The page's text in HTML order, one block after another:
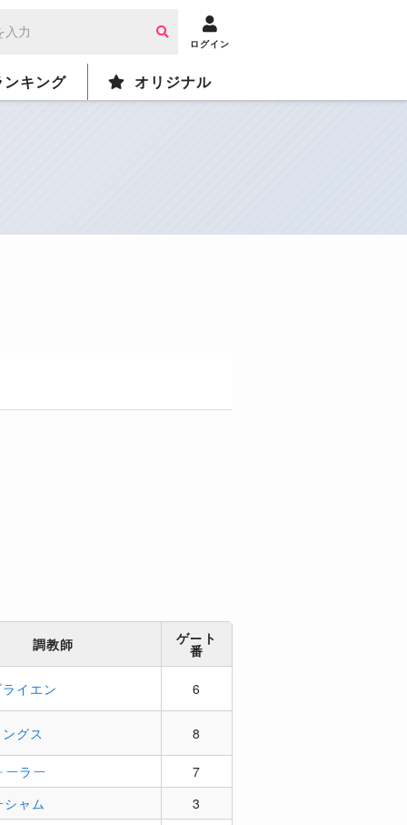
ログイン
ンキング オリジナル
調教師 ゲート
番
イエン 6
グス 8
ーラー
7
ャム
3